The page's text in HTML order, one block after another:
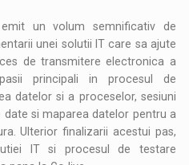
un volum semnificativ de
unei solutii IT care sa ajute
de transmitere electronica a
principali in procesul de
datelor si a proceselor, sesiuni
date si maparea datelor pentru a
Ulterior finalizarii acestui pas,
IT si procesul de testare